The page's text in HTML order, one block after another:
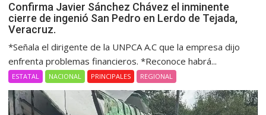
Confirma Javier Sánchez Chávez el inminente
cierre de ingenió San Pedro en Lerdo de Tejada,
Veracruz.
*Señala el dirigente de la UNPCA A.C que la empresa dijo
enfrenta problemas financieros. *Reconoce habrá...
ESTATAL NACIONAL PRINCIPALES REGIONAL